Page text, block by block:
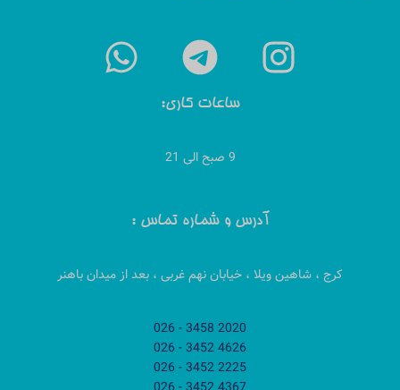
ساعات کاری:
9 صبح الی 21
آدرس و شماره تماس :
کرج ، شاهین ویلا ، خیابان نهم غربی ، بعد از میدان باهنر
2020 3458 - 026
4626 3452 - 026
2225 3452 - 026